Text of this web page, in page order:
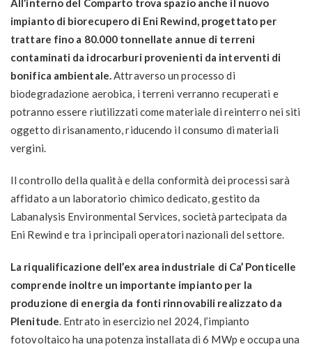
All’interno del Comparto trova spazio anche il nuovo
impianto di biorecupero di Eni Rewind, progettato per
trattare fino a 80.000 tonnellate annue di terreni
contaminati da idrocarburi provenienti da interventi di
bonifica ambientale.Attraverso un processo di
biodegradazione aerobica, i terreni verranno recuperati e
potranno essere riutilizzati come materiale di reinterro nei siti
oggetto di risanamento, riducendo il consumo di materiali
vergini.
Il controllo della qualità e della conformità dei processi sarà
affidato a un laboratorio chimico dedicato, gestito da
Labanalysis Environmental Services, società partecipata da
Eni Rewind e tra i principali operatori nazionali del settore.
La riqualificazione dell’ex area industriale di Ca’ Ponticelle
comprende inoltre un importante impianto per la
produzione di energia da fonti rinnovabili realizzato da
Plenitude. Entrato in esercizio nel 2024, l’impianto
fotovoltaico ha una potenza installata di 6 MWp e occupa una